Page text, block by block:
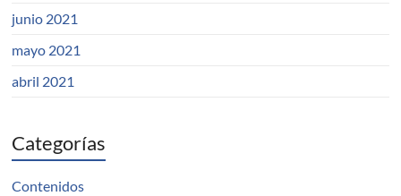
junio 2021
mayo 2021
abril 2021
Categorías
Contenidos